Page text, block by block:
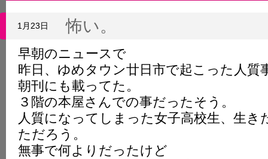
怖い。
1月23日
早朝のニュースで
昨日、ゆめタウン廿日市で起こった人質
朝刊にも載ってた。
３階の本屋さんでの事だったそう。
人質になってしまった女子高校生、生き
ただろう。
無事で何よりだったけど